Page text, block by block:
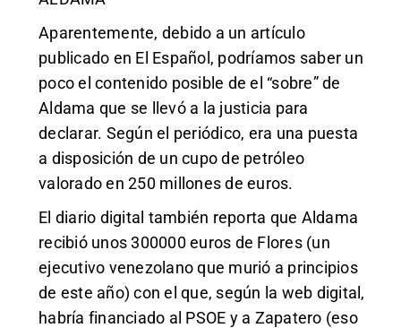
Aparentemente, debido a un artículo
publicado en El Español, podríamos saber un
poco el contenido posible de el “sobre” de
Aldama que se llevó a la justicia para
declarar. Según el periódico, era una puesta
a disposición de un cupo de petróleo
valorado en 250 millones de euros.
El diario digital también reporta que Aldama
recibió unos 300000 euros de Flores (un
ejecutivo venezolano que murió a principios
de este año) con el que, según la web digital,
habría financiado al PSOE y a Zapatero (eso